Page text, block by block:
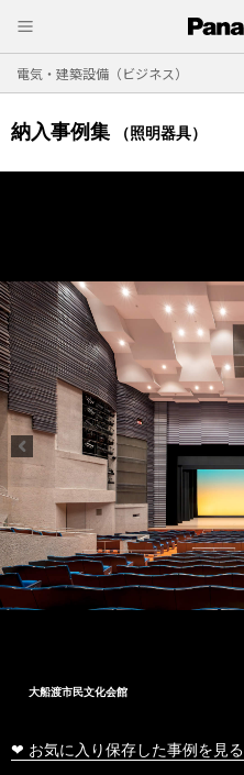
電気・建築設備（ビジネス）
納入事例集 （照明器具）
大船渡市民文化会館
❤ お気に入り保存した事例を見る